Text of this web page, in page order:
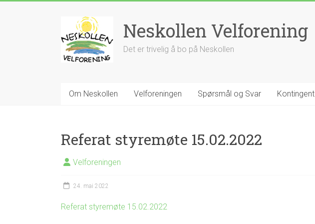
Neskollen Velforening
Det er trivelig å bo på Neskollen
Om Neskollen Velforeningen Spørsmål og Svar Kontingent
Referat styremøte 15.02.2022
Velforeningen
24. mai 2022
Referat styremøte 15.02.2022